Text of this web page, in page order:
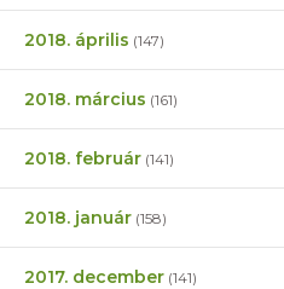
2018. április (147)
2018. március (161)
2018. február (141)
2018. január (158)
2017. december (141)